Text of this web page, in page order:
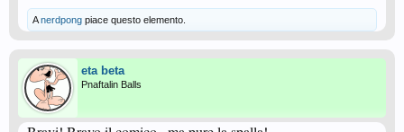
Anerdpong piace questo elemento.
eta beta
Pnaftalin Balls